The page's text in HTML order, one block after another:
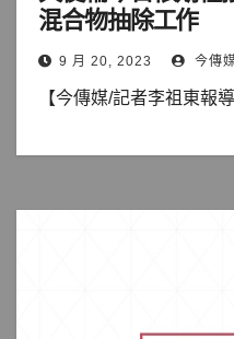
混合物抽除工作
9 月 20, 2023 今傳
【今傳媒/記者李祖東報